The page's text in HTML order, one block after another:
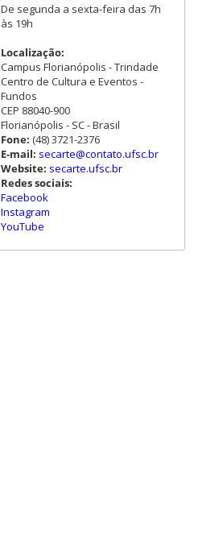
De segunda a sexta-feira das 7h
às 19h
Localização:
Campus Florianópolis - Trindade
Centro de Cultura e Eventos -
Fundos
CEP 88040-900
Florianópolis - SC - Brasil
Fone: (48) 3721-2376
E-mail: secarte@contato.ufsc.br
Website: secarte.ufsc.br
Redes sociais:
Facebook
Instagram
YouTube